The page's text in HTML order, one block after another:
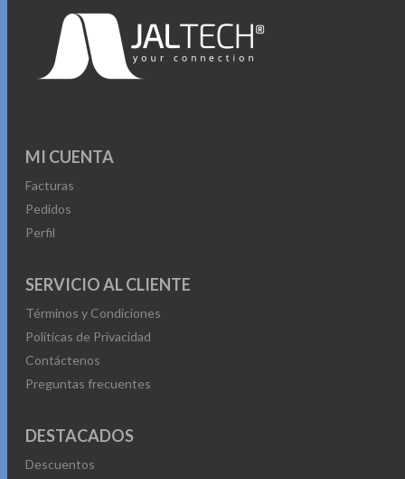
MI CUENTA
Facturas
Pedidos
Perfil
SERVICIO AL CLIENTE
Términos y Condiciones
Políticas de Privacidad
Contáctenos
Preguntas frecuentes
DESTACADOS
Descuentos